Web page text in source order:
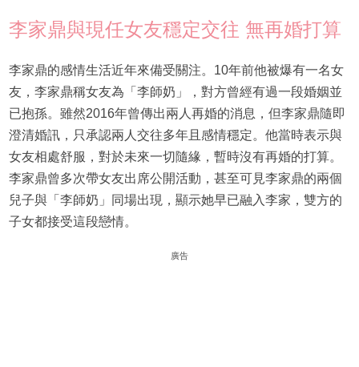
李家鼎與現任女友穩定交往 無再婚打算
李家鼎的感情生活近年來備受關注。10年前他被爆有一名女
友，李家鼎稱女友為「李師奶」，對方曾經有過一段婚姻並
已抱孫。雖然2016年曾傳出兩人再婚的消息，但李家鼎隨即
澄清婚訊，只承認兩人交往多年且感情穩定。他當時表示與
女友相處舒服，對於未來一切隨緣，暫時沒有再婚的打算。
李家鼎曾多次帶女友出席公開活動，甚至可見李家鼎的兩個
兒子與「李師奶」同場出現，顯示她早已融入李家，雙方的
子女都接受這段戀情。
廣告